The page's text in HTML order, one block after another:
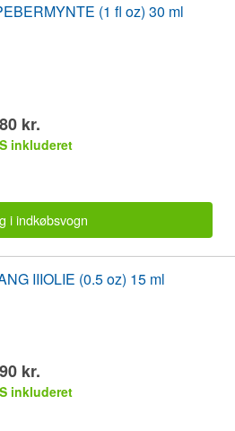
(1 fl oz) 30 ml
kr.
inkluderet
i indkøbsvogn
IIIOLIE (0.5 oz) 15 ml
kr.
inkluderet